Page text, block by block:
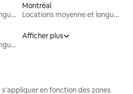
Locations moyenne et longue durée
Montréal
Locations moyenne et longue durée
Locations moyenne et longue durée
Afficher plus
en fonction des zones